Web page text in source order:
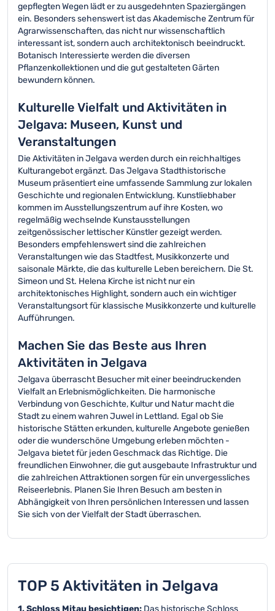
gepflegten Wegen lädt er zu ausgedehnten Spaziergängen
ein. Besonders sehenswert ist das Akademische Zentrum für
Agrarwissenschaften, das nicht nur wissenschaftlich
interessant ist, sondern auch architektonisch beeindruckt.
Botanisch Interessierte werden die diversen
Pflanzenkollektionen und die gut gestalteten Gärten
bewundern können.
Kulturelle Vielfalt und Aktivitäten in
Jelgava: Museen, Kunst und
Veranstaltungen
Die Aktivitäten in Jelgava werden durch ein reichhaltiges
Kulturangebot ergänzt. Das Jelgava Stadthistorische
Museum präsentiert eine umfassende Sammlung zur lokalen
Geschichte und regionalen Entwicklung. Kunstliebhaber
kommen im Ausstellungszentrum auf ihre Kosten, wo
regelmäßig wechselnde Kunstausstellungen
zeitgenössischer lettischer Künstler gezeigt werden.
Besonders empfehlenswert sind die zahlreichen
Veranstaltungen wie das Stadtfest, Musikkonzerte und
saisonale Märkte, die das kulturelle Leben bereichern. Die St.
Simeon und St. Helena Kirche ist nicht nur ein
architektonisches Highlight, sondern auch ein wichtiger
Veranstaltungsort für klassische Musikkonzerte und kulturelle
Aufführungen.
Machen Sie das Beste aus Ihren
Aktivitäten in Jelgava
Jelgava überrascht Besucher mit einer beeindruckenden
Vielfalt an Erlebnismöglichkeiten. Die harmonische
Verbindung von Geschichte, Kultur und Natur macht die
Stadt zu einem wahren Juwel in Lettland. Egal ob Sie
historische Stätten erkunden, kulturelle Angebote genießen
oder die wunderschöne Umgebung erleben möchten -
Jelgava bietet für jeden Geschmack das Richtige. Die
freundlichen Einwohner, die gut ausgebaute Infrastruktur und
die zahlreichen Attraktionen sorgen für ein unvergessliches
Reiseerlebnis. Planen Sie Ihren Besuch am besten in
Abhängigkeit von Ihren persönlichen Interessen und lassen
Sie sich von der Vielfalt der Stadt überraschen.
TOP 5 Aktivitäten in Jelgava
1. Schloss Mitau besichtigen: Das historische Schloss